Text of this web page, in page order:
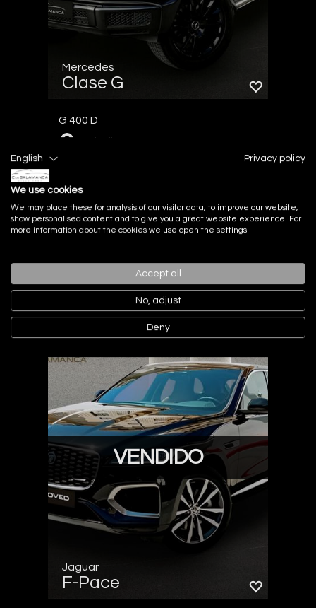
Mercedes
Clase G
G 400 D
Marbella
VENDIDO
Vehículo de ocasión
Jaguar
F-Pace
English Privacy policy
We use cookies
We may place these for analysis of our visitor data, to improve our website,
show personalised content and to give you a great website experience. For
more information about the cookies we use open the settings.
Accept all
No, adjust
Deny